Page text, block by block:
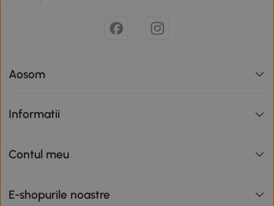
Aosom
Informatii
Contul meu
E-shopurile noastre